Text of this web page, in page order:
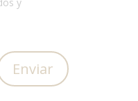
y
Enviar